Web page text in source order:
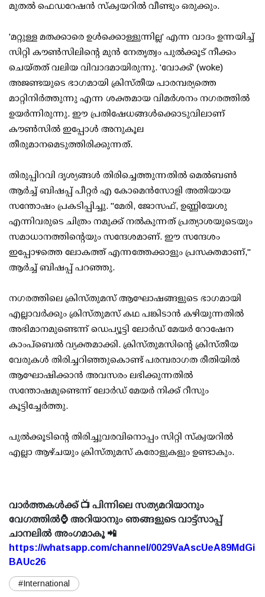
മുതൽ ഫെഡറേഷൻ സ്ക്വയറിൽ വീണ്ടും ഒരുക്കും.
'മറ്റുള്ള മതക്കാരെ ഉൾക്കൊള്ളുന്നില്ല' എന്ന വാദം ഉന്നയിച്ച്
സിറ്റി കൗൺസിലിന്റെ മുൻ നേതൃത്വം പുൽക്കൂട് നീക്കം
ചെയ്തത് വലിയ വിവാദമായിരുന്നു. 'വോക്ക്' (woke)
അജണ്ടയുടെ ഭാഗമായി ക്രിസ്തീയ പാരമ്പര്യത്തെ
മാറ്റിനിർത്തുന്നു എന്ന ശക്തമായ വിമർശനം നഗരത്തിൽ
ഉയർന്നിരുന്നു. ഈ പ്രതിഷേധങ്ങൾക്കൊടുവിലാണ്
കൗൺസിൽ ഇപ്പോൾ അനുകൂല
തീരുമാനമെടുത്തിരിക്കുന്നത്.
തിരുപ്പിറവി ദൃശ്യങ്ങൾ തിരിച്ചെത്തുന്നതിൽ മെൽബൺ
ആർച്ച് ബിഷപ്പ് പീറ്റർ എ കോമെൻസോളി അതിയായ
സന്തോഷം പ്രകടിപ്പിച്ചു. "മേരി, ജോസഫ്, ഉണ്ണിയേശു
എന്നിവരുടെ ചിത്രം നമുക്ക് നൽകുന്നത് പ്രത്യാശയുടെയും
സമാധാനത്തിന്റെയും സന്ദേശമാണ്. ഈ സന്ദേശം
ഇപ്പോഴത്തെ ലോകത്ത് എന്നത്തേക്കാളും പ്രസക്തമാണ്,"
ആർച്ച് ബിഷപ്പ് പറഞ്ഞു.
നഗരത്തിലെ ക്രിസ്തുമസ് ആഘോഷങ്ങളുടെ ഭാഗമായി
എല്ലാവർക്കും ക്രിസ്തുമസ് കഥ പങ്കിടാൻ കഴിയുന്നതിൽ
അഭിമാനമുണ്ടെന്ന് ഡെപ്യൂട്ടി ലോർഡ് മേയർ റോഷേന
കാംപ്ബെൽ വ്യക്തമാക്കി. ക്രിസ്തുമസിന്റെ ക്രിസ്തീയ
വേരുകൾ തിരിച്ചറിഞ്ഞുകൊണ്ട് പരമ്പരാഗത രീതിയിൽ
ആഘോഷിക്കാൻ അവസരം ലഭിക്കുന്നതിൽ
സന്തോഷമുണ്ടെന്ന് ലോർഡ് മേയർ നിക്ക് റീസും
കൂട്ടിച്ചേർത്തു.
പുൽക്കൂടിന്റെ തിരിച്ചുവരവിനൊപ്പം സിറ്റി സ്ക്വയറിൽ
എല്ലാ ആഴ്ചയും ക്രിസ്തുമസ് കരോളുകളും ഉണ്ടാകും.
വാർത്തകൾക്ക് 📺 പിന്നിലെ സത്യമറിയാനും
വേഗത്തിൽ⌚ അറിയാനും ഞങ്ങളുടെ വാട്ട്സാപ്പ്
ചാനലിൽ അംഗമാകൂ 📲
https://whatsapp.com/channel/0029VaAscUeA89MdGi
BAUc26
#International